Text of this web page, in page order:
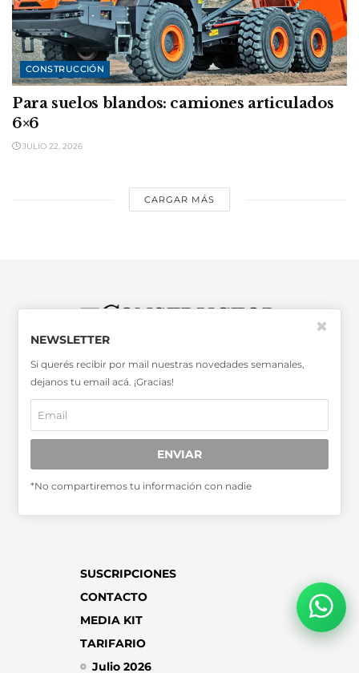
CONSTRUCCIÓN
Para suelos blandos: camiones articulados
6×6
JULIO 22, 2026
CARGAR MÁS
OTRAS PUBLICACIONES >>
Miembro de la Asociación de
Entidades Periodísticas Argentinas
SUSCRIPCIONES
CONTACTO
MEDIA KIT
TARIFARIO
Julio 2026
NEWSLETTER
Si querés recibir por mail nuestras novedades semanales,
dejanos tu email acá. ¡Gracias!
ENVIAR
*No compartiremos tu información con nadie
✖